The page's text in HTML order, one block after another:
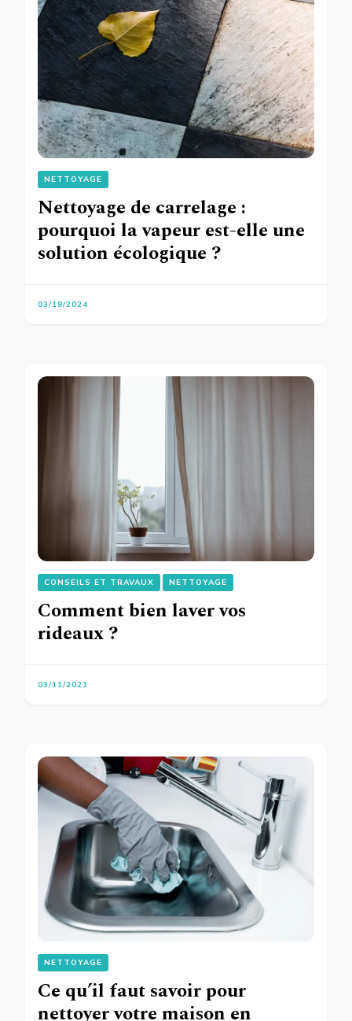
NETTOYAGE
Nettoyage de carrelage :
pourquoi la vapeur est-elle une
solution écologique ?
03/18/2024
CONSEILS ET TRAVAUX NETTOYAGE
Comment bien laver vos
rideaux ?
03/11/2021
NETTOYAGE
Ce qu’il faut savoir pour
nettoyer votre maison en